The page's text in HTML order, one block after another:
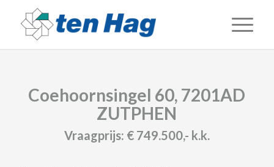
Coehoornsingel 60, 7201AD
ZUTPHEN
Vraagprijs: € 749.500,- k.k.